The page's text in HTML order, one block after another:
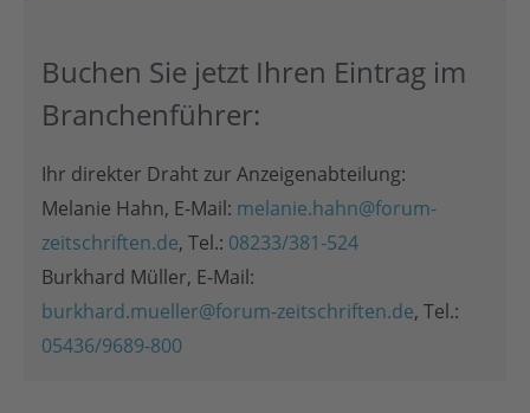
Buchen Sie jetzt Ihren Eintrag im
Branchenführer:
Ihr direkter Draht zur Anzeigenabteilung:
Melanie Hahn, E-Mail: melanie.hahn@forum-
zeitschriften.de, Tel.: 08233/381-524
Burkhard Müller, E-Mail:
burkhard.mueller@forum-zeitschriften.de, Tel.:
05436/9689-800